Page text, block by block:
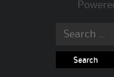
Search